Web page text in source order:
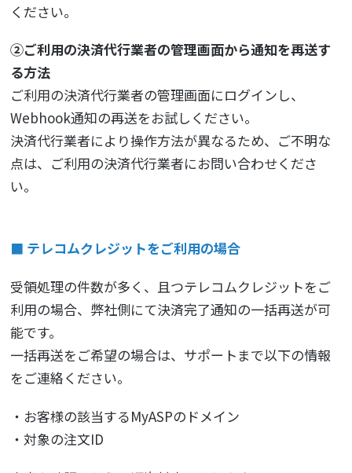
ください。
②ご利用の決済代行業者の管理画面から通知を再送す
る方法
ご利用の決済代行業者の管理画面にログインし、
Webhook通知の再送をお試しください。
決済代行業者により操作方法が異なるため、ご不明な
点は、ご利用の決済代行業者にお問い合わせくださ
い。
■ テレコムクレジットをご利用の場合
受領処理の件数が多く、且つテレコムクレジットをご
利用の場合、弊社側にて決済完了通知の一括再送が可
能です。
一括再送をご希望の場合は、サポートまで以下の情報
をご連絡ください。
・お客様の該当するMyASPのドメイン
・対象の注文ID